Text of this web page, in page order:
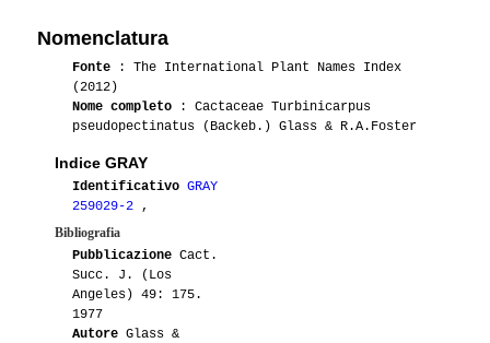
02-2013 Annalysa
02-2012
01-2012 Biro
03-2011 Pickwich
03-2011
03-2011 Tommaso76
02-2011
Nomenclatura
Fonte : The International Plant Names Index
(2012)
Nome completo : Cactaceae Turbinicarpus
pseudopectinatus (Backeb.) Glass & R.A.Foster
Indice GRAY
Identificativo GRAY
259029-2 ,
Bibliografia
Pubblicazione Cact.
Succ. J. (Los
Angeles) 49: 175.
1977
Autore Glass &